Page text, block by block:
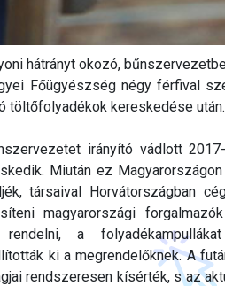
hátrányt okozó,
Főügyészség négy férfival
töltőfolyadékok kereskedése után.
irányító vádlott
Miután ez
társaival Horvátországban
magyarországi
a
ki a megrendelőknek. A
rendszeresen kísérték, s az